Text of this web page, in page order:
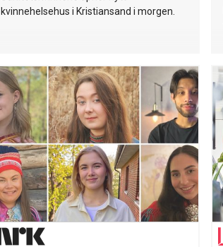
kvinnehelsehus i Kristiansand i morgen.